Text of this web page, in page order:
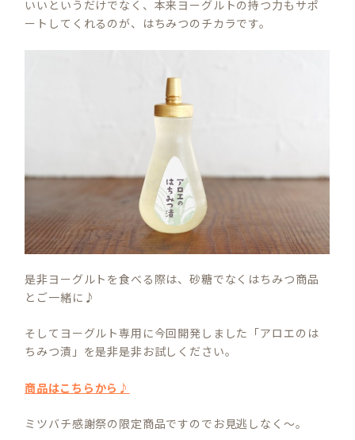
いいというだけでなく、本来ヨーグルトの持つ力もサポ
ートしてくれるのが、はちみつのチカラです。
是非ヨーグルトを食べる際は、砂糖でなくはちみつ商品
とご一緒に♪
そしてヨーグルト専用に今回開発しました「アロエのは
ちみつ漬」を是非是非お試しください。
商品はこちらから♪
ミツバチ感謝祭の限定商品ですのでお見逃しなく～。